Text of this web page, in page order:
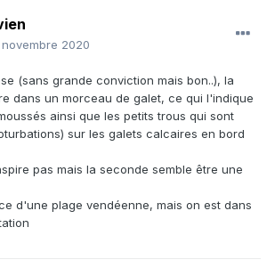
novembre 2020
(sans grande conviction mais bon..), la
dans un morceau de galet, ce qui l'indique
ainsi que les petits trous qui sont
sur les galets calcaires en bord
pas mais la seconde semble être une
d'une plage vendéenne, mais on est dans